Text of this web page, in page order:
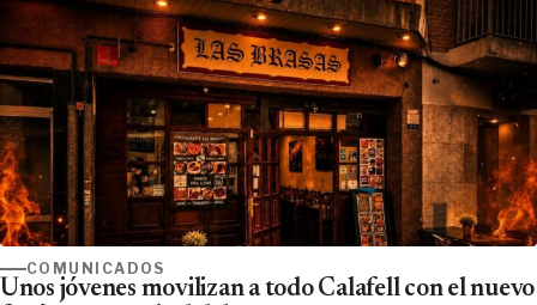
COMUNICADOS
Unos jóvenes movilizan a todo Calafell con el nuevo